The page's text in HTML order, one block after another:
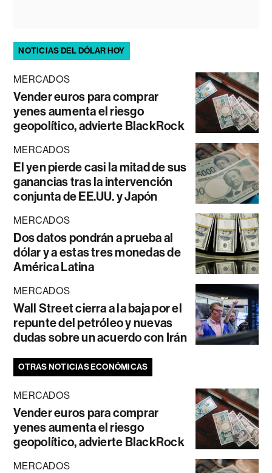
NOTICIAS DEL DÓLAR HOY
MERCADOS
Vender euros para comprar
yenes aumenta el riesgo
geopolítico, advierte BlackRock
MERCADOS
El yen pierde casi la mitad de sus
ganancias tras la intervención
conjunta de EE.UU. y Japón
MERCADOS
Dos datos pondrán a prueba al
dólar y a estas tres monedas de
América Latina
MERCADOS
Wall Street cierra a la baja por el
repunte del petróleo y nuevas
dudas sobre un acuerdo con Irán
OTRAS NOTICIAS ECONÓMICAS
MERCADOS
Vender euros para comprar
yenes aumenta el riesgo
geopolítico, advierte BlackRock
MERCADOS